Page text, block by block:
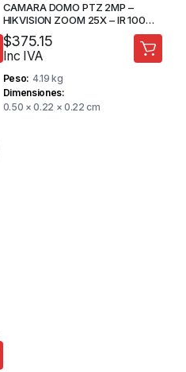
CAMARA DOMO PTZ 2MP –
HIKVISION ZOOM 25X – IR 100M –
CAMARA DE SEGURIDAD
$375.15
Inc IVA
Peso 4.19 kg
Dimensiones
0.50 × 0.22 × 0.22 cm